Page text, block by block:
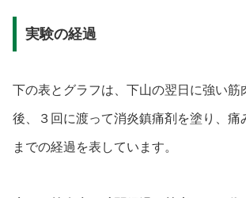
実験の経過
下の表とグラフは、下山の翌日に強い筋
後、３回に渡って消炎鎮痛剤を塗り、痛
までの経過を表しています。